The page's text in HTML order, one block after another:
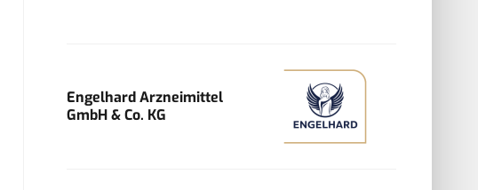
Engelhard Arzneimittel
GmbH & Co. KG